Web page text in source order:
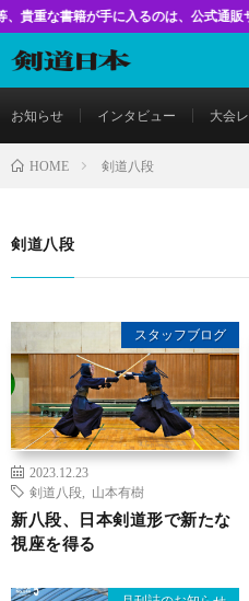
手に入るのは、公式通販サイトだけ！
お知らせ インタビュー 大会
HOME 剣道八段
剣道八段
スタッフブログ
2023.12.23
剣道八段
山本有樹
新八段、日本剣道形で新たな
視座を得る